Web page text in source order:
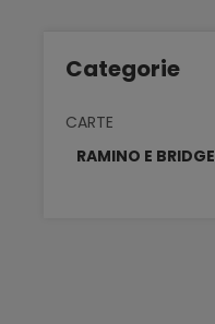
Categorie
CARTE
RAMINO E BRIDGE